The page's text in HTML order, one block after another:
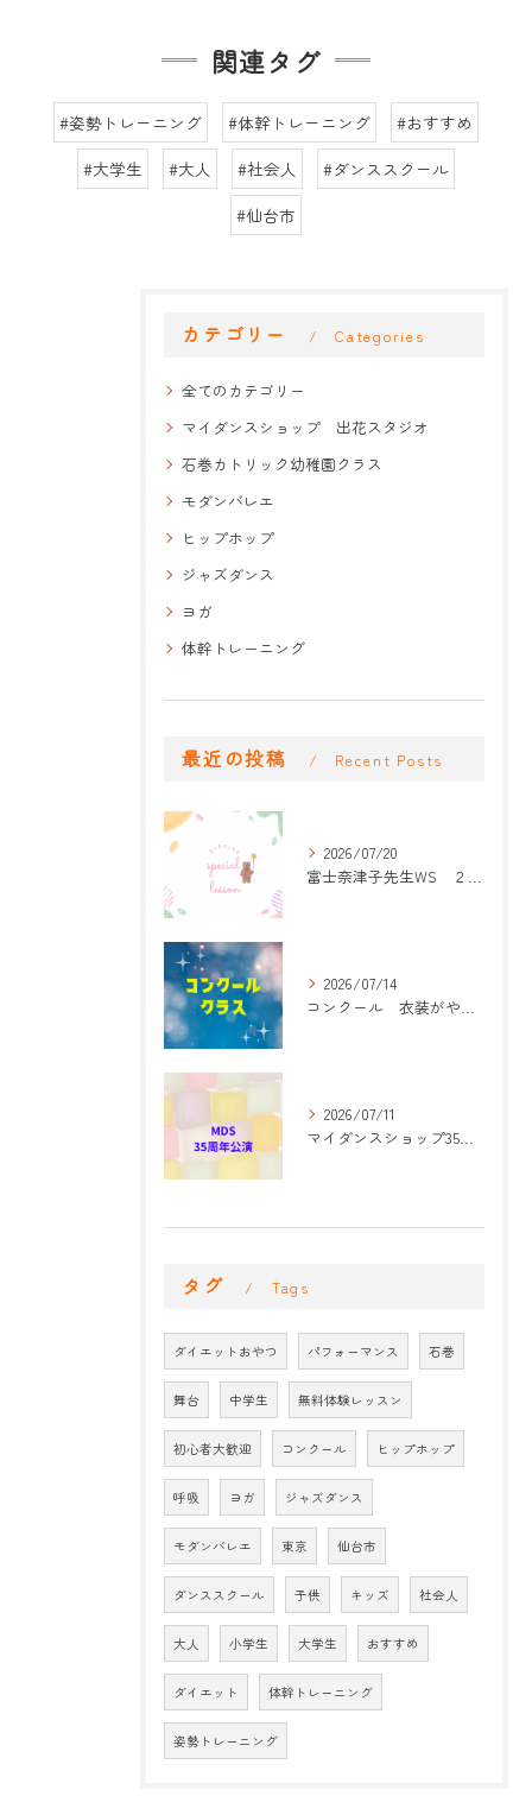
関連タグ
#姿勢トレーニング #体幹トレーニング
#おすすめ
#大学生
#大人 #社会人
#ダンススクール
#仙台市
カテゴリー Categories
全てのカテゴリー
マイダンスショップ 出花スタジオ
石巻カトリック幼稚園クラス
モダンバレエ
ヒップホップ
ジャズダンス
ヨガ
体幹トレーニング
最近の投稿 Recent Posts
2026/07/20
富士奈津子先生WS ２回目
2026/07/14
コンクール 衣装がやって来た！
2026/07/11
マイダンスショップ35周年記念公演 振付開始
タグ Tags
ダイエットおやつ パフォーマンス 石巻
舞台 中学生 無料体験レッスン
初心者大歓迎 コンクール ヒップホップ
呼吸 ヨガ ジャズダンス
モダンバレエ 東京 仙台市
ダンススクール 子供 キッズ 社会人
大人 小学生 大学生 おすすめ
ダイエット 体幹トレーニング
姿勢トレーニング